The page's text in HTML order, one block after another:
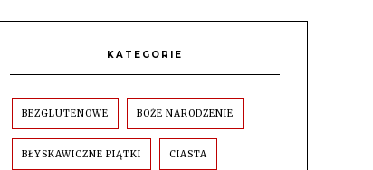
KATEGORIE
BEZGLUTENOWE BOŻE NARODZENIE
BŁYSKAWICZNE PIĄTKI CIASTA